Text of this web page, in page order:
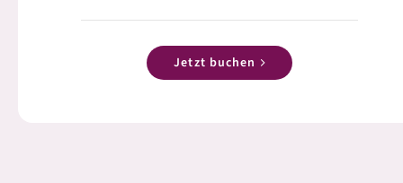
Jetzt buchen